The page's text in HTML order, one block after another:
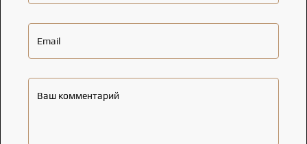
Email
Ваш комментарий